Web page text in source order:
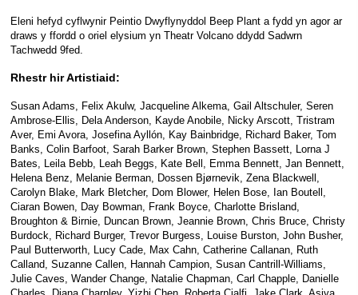
Eleni hefyd cyflwynir Peintio Dwyflynyddol Beep Plant a fydd yn agor ar
draws y ffordd o oriel elysium yn Theatr Volcano ddydd Sadwrn
Tachwedd 9fed.
Rhestr hir Artistiaid:
Susan Adams, Felix Akulw, Jacqueline Alkema, Gail Altschuler, Seren
Ambrose-Ellis, Dela Anderson, Kayde Anobile, Nicky Arscott, Tristram
Aver, Emi Avora, Josefina Ayllón, Kay Bainbridge, Richard Baker, Tom
Banks, Colin Barfoot, Sarah Barker Brown, Stephen Bassett, Lorna J
Bates, Leila Bebb, Leah Beggs, Kate Bell, Emma Bennett, Jan Bennett,
Helena Benz, Melanie Berman, Dossen Bjørnevik, Zena Blackwell,
Carolyn Blake, Mark Bletcher, Dom Blower, Helen Bose, Ian Boutell,
Ciaran Bowen, Day Bowman, Frank Boyce, Charlotte Brisland,
Broughton & Birnie, Duncan Brown, Jeannie Brown, Chris Bruce, Christy
Burdock, Richard Burger, Trevor Burgess, Louise Burston, John Busher,
Paul Butterworth, Lucy Cade, Max Cahn, Catherine Callanan, Ruth
Calland, Suzanne Callen, Hannah Campion, Susan Cantrill-Williams,
Julie Caves, Wander Change, Natalie Chapman, Carl Chapple, Danielle